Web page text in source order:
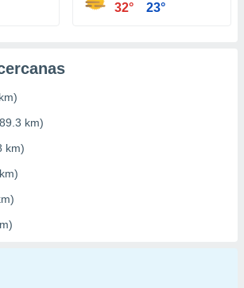
32° 23°
km)
km)